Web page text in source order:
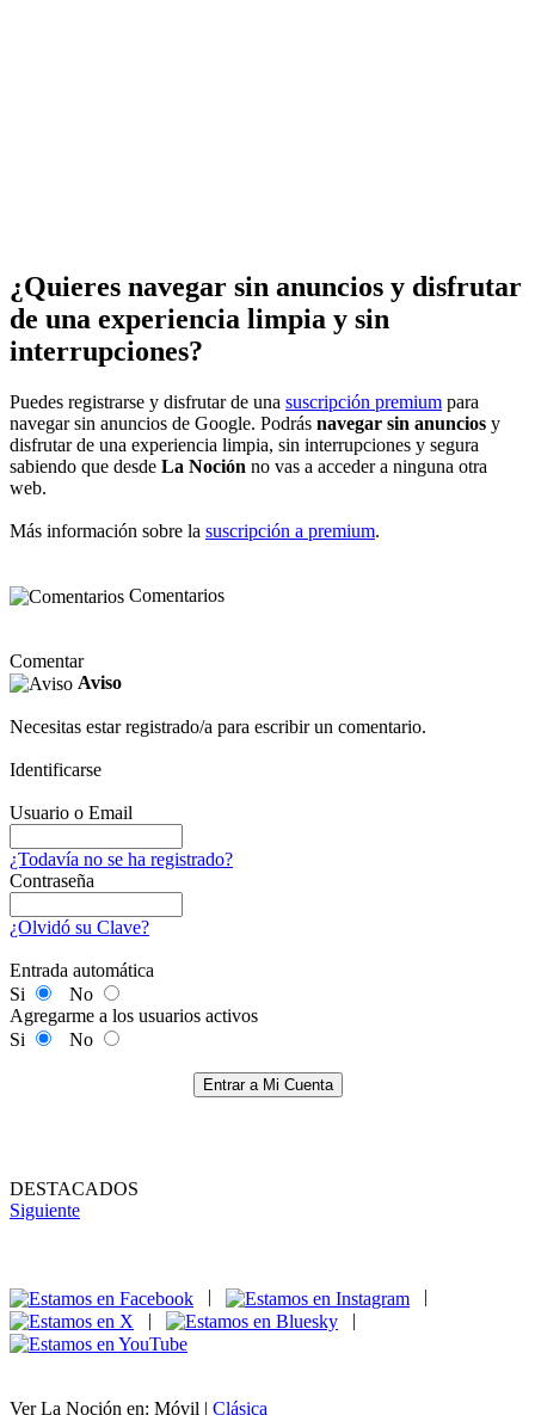
¿Quieres navegar sin anuncios y disfrutar
de una experiencia limpia y sin
interrupciones?
Puedes registrarse y disfrutar de una suscripción premium para
navegar sin anuncios de Google. Podrás navegar sin anuncios y
disfrutar de una experiencia limpia, sin interrupciones y segura
sabiendo que desde La Noción no vas a acceder a ninguna otra
web.
Más información sobre la suscripción a premium.
Comentarios
Comentar
Aviso
Necesitas estar registrado/a para escribir un comentario.
Identificarse
Usuario o Email
¿Todavía no se ha registrado?
Contraseña
¿Olvidó su Clave?
Entrada automática
Si
No
Agregarme a los usuarios activos
Si
No
Entrar a Mi Cuenta
DESTACADOS
Siguiente
|
|
Ver La Noción en: Móvil | Clásica